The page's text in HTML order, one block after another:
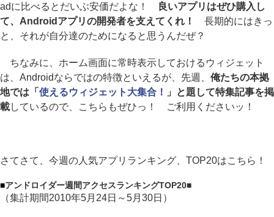
adに比べるとだいぶ安価だよな！
良いアプリはぜひ購入し
て、Androidアプリの開発者を支えてくれ！
長期的にはきっ
と、それが自分達のためになると思うんだぜ？
ちなみに、ホーム画面に常時表示しておけるウィジェット
は、Androidならではの特徴といえるが、先週、 俺たちの本拠
地では「 使えるウィジェット大集合！
」と題して特集記事を掲
載しているので、こちらもぜひっ！ ご利用くださいッ！
さてさて、今週の人気アプリランキング、TOP20はこちら！
■アンドロイダー週間アクセスランキングTOP20■
（集計期間2010年5月24日～5月30日）